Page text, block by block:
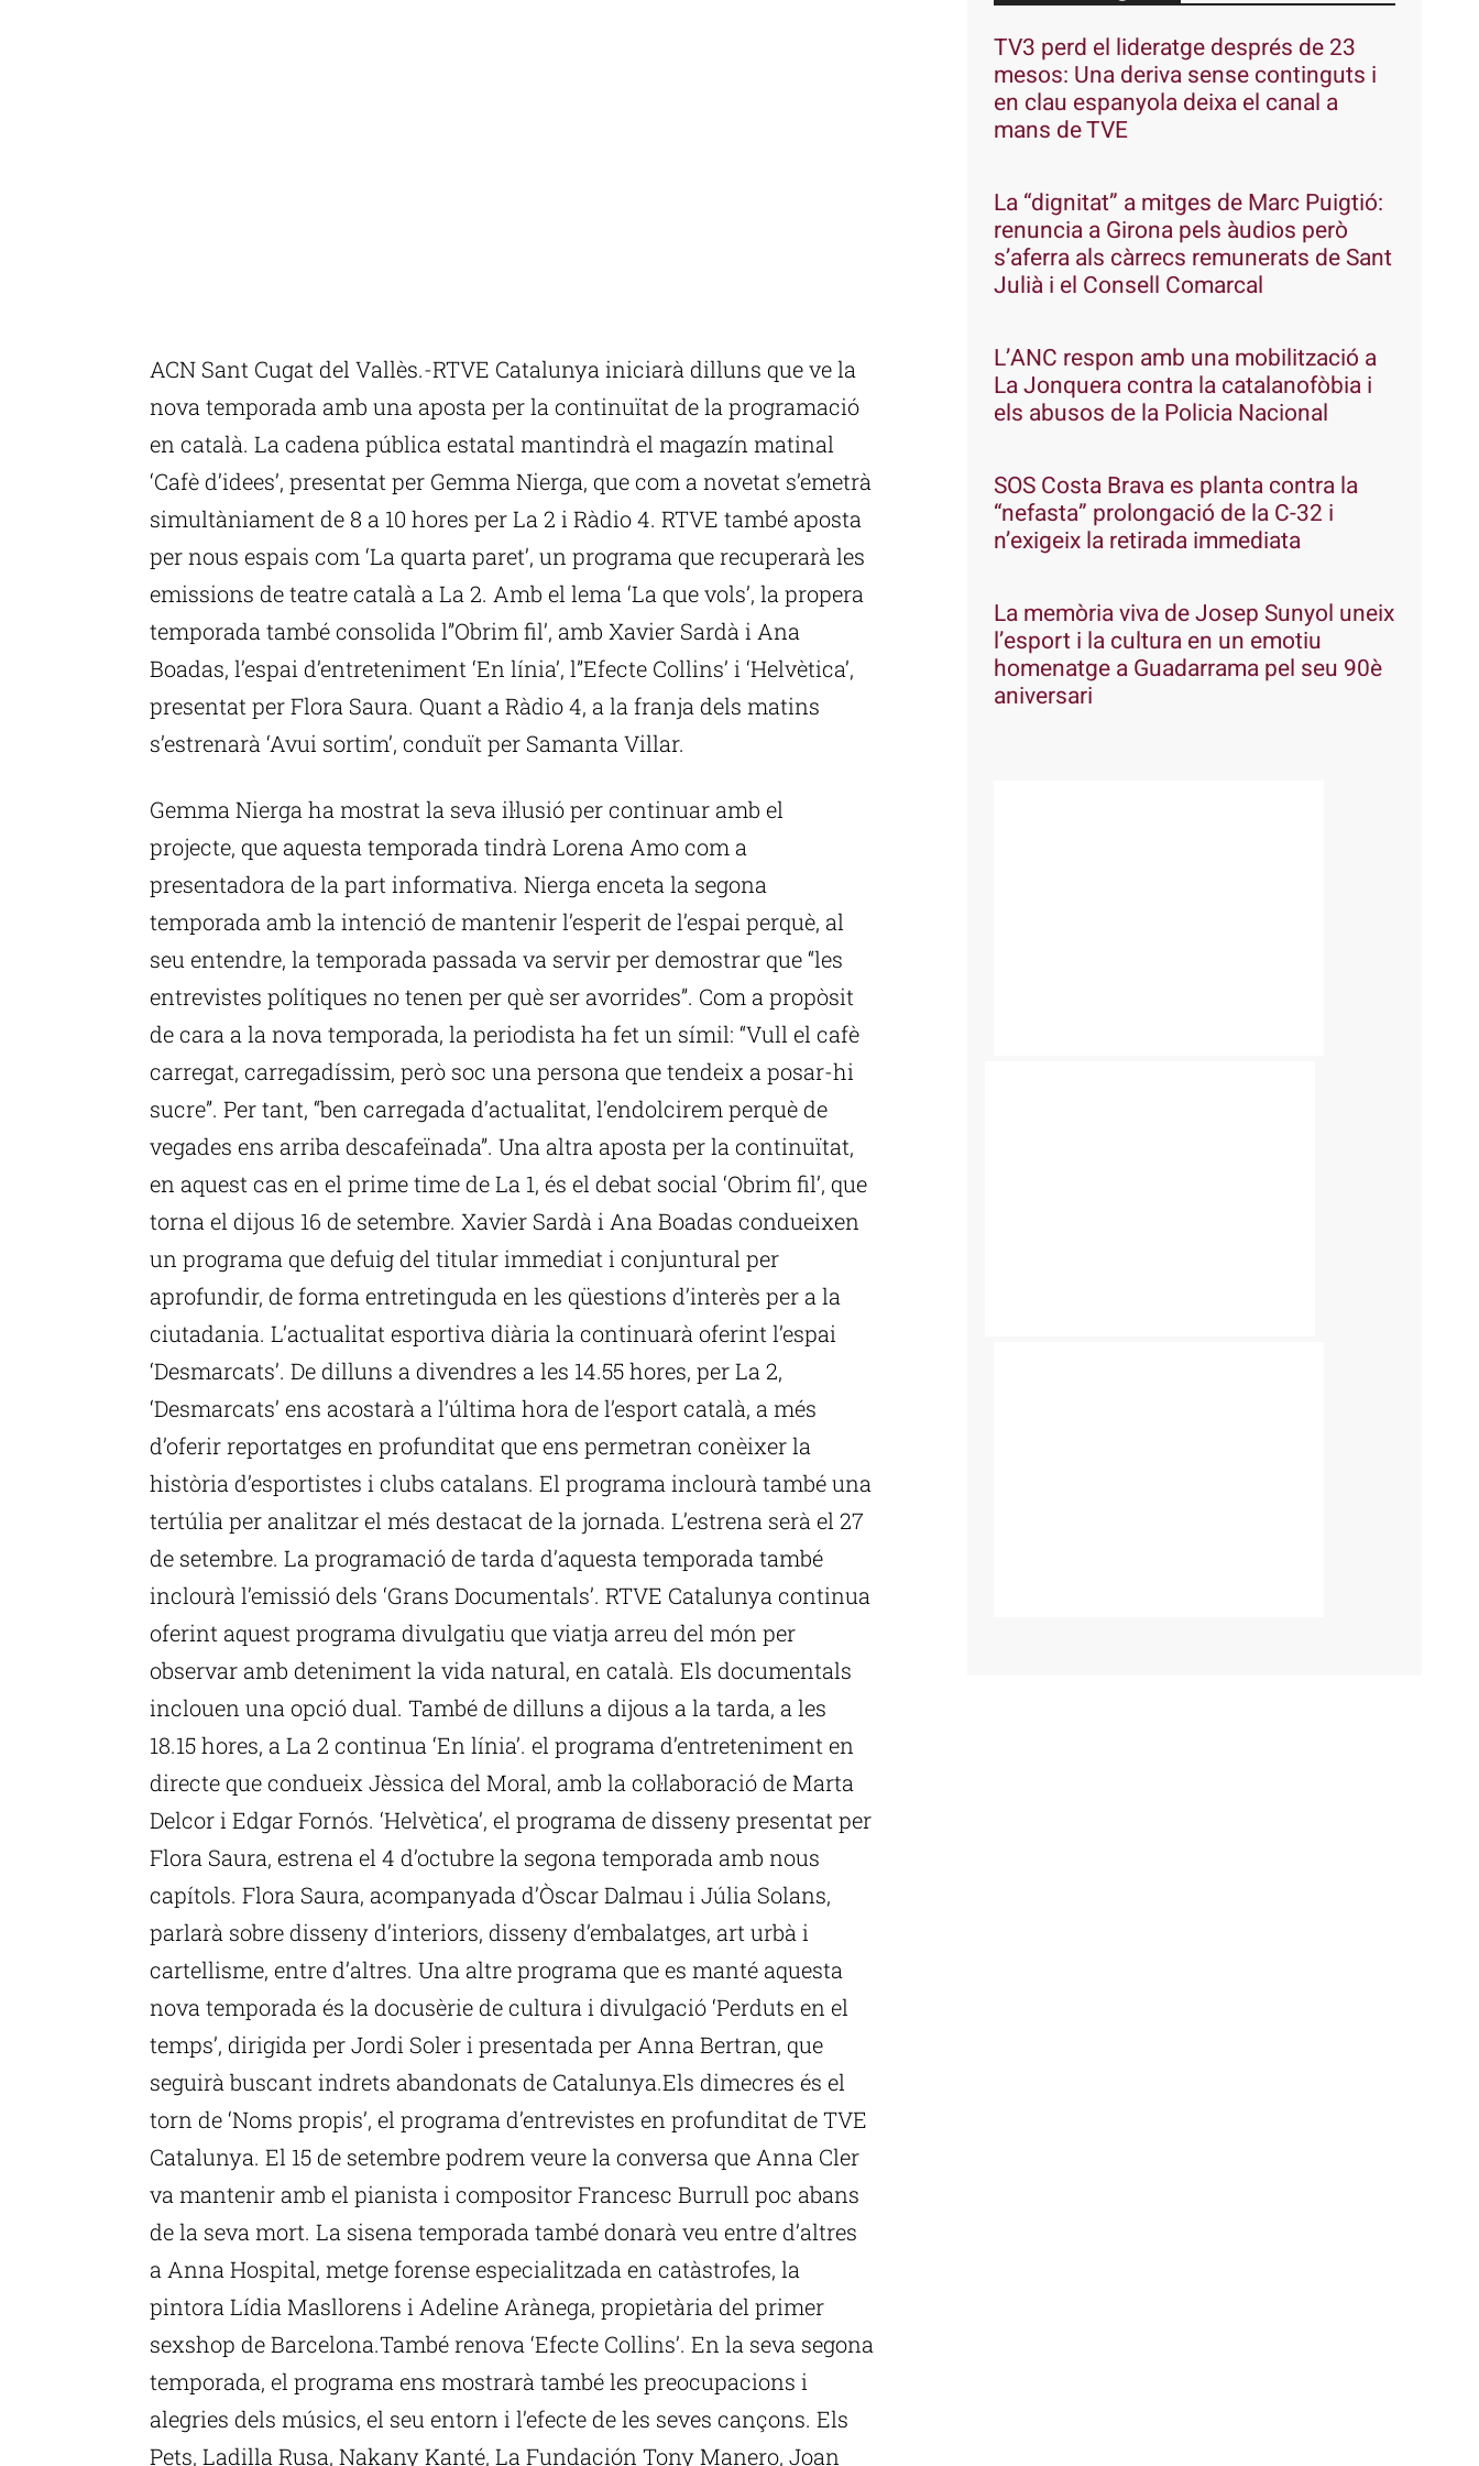
ACN Sant Cugat del Vallès.-RTVE Catalunya iniciarà dilluns que ve la
nova temporada amb una aposta per la continuïtat de la programació
en català. La cadena pública estatal mantindrà el magazín matinal
‘Cafè d’idees’, presentat per Gemma Nierga, que com a novetat s’emetrà
simultàniament de 8 a 10 hores per La 2 i Ràdio 4. RTVE també aposta
per nous espais com ‘La quarta paret’, un programa que recuperarà les
emissions de teatre català a La 2. Amb el lema ‘La que vols’, la propera
temporada també consolida l”Obrim fil’, amb Xavier Sardà i Ana
Boadas, l’espai d’entreteniment ‘En línia’, l”Efecte Collins’ i ‘Helvètica’,
presentat per Flora Saura. Quant a Ràdio 4, a la franja dels matins
s’estrenarà ‘Avui sortim’, conduït per Samanta Villar.
Gemma Nierga ha mostrat la seva il·lusió per continuar amb el
projecte, que aquesta temporada tindrà Lorena Amo com a
presentadora de la part informativa. Nierga enceta la segona
temporada amb la intenció de mantenir l’esperit de l’espai perquè, al
seu entendre, la temporada passada va servir per demostrar que “les
entrevistes polítiques no tenen per què ser avorrides”. Com a propòsit
de cara a la nova temporada, la periodista ha fet un símil: “Vull el cafè
carregat, carregadíssim, però soc una persona que tendeix a posar-hi
sucre”. Per tant, “ben carregada d’actualitat, l’endolcirem perquè de
vegades ens arriba descafeïnada”. Una altra aposta per la continuïtat,
en aquest cas en el prime time de La 1, és el debat social ‘Obrim fil’, que
torna el dijous 16 de setembre. Xavier Sardà i Ana Boadas condueixen
un programa que defuig del titular immediat i conjuntural per
aprofundir, de forma entretinguda en les qüestions d’interès per a la
ciutadania. L’actualitat esportiva diària la continuarà oferint l’espai
‘Desmarcats’. De dilluns a divendres a les 14.55 hores, per La 2,
‘Desmarcats’ ens acostarà a l’última hora de l’esport català, a més
d’oferir reportatges en profunditat que ens permetran conèixer la
història d’esportistes i clubs catalans. El programa inclourà també una
tertúlia per analitzar el més destacat de la jornada. L’estrena serà el 27
de setembre. La programació de tarda d’aquesta temporada també
inclourà l’emissió dels ‘Grans Documentals’. RTVE Catalunya continua
oferint aquest programa divulgatiu que viatja arreu del món per
observar amb deteniment la vida natural, en català. Els documentals
inclouen una opció dual. També de dilluns a dijous a la tarda, a les
18.15 hores, a La 2 continua ‘En línia’. el programa d’entreteniment en
directe que condueix Jèssica del Moral, amb la col·laboració de Marta
Delcor i Edgar Fornós. ‘Helvètica’, el programa de disseny presentat per
Flora Saura, estrena el 4 d’octubre la segona temporada amb nous
capítols. Flora Saura, acompanyada d’Òscar Dalmau i Júlia Solans,
parlarà sobre disseny d’interiors, disseny d’embalatges, art urbà i
cartellisme, entre d’altres. Una altre programa que es manté aquesta
nova temporada és la docusèrie de cultura i divulgació ‘Perduts en el
temps’, dirigida per Jordi Soler i presentada per Anna Bertran, que
seguirà buscant indrets abandonats de Catalunya.Els dimecres és el
torn de ‘Noms propis’, el programa d’entrevistes en profunditat de TVE
Catalunya. El 15 de setembre podrem veure la conversa que Anna Cler
va mantenir amb el pianista i compositor Francesc Burrull poc abans
de la seva mort. La sisena temporada també donarà veu entre d’altres
a Anna Hospital, metge forense especialitzada en catàstrofes, la
pintora Lídia Masllorens i Adeline Arànega, propietària del primer
sexshop de Barcelona.També renova ‘Efecte Collins’. En la seva segona
temporada, el programa ens mostrarà també les preocupacions i
alegries dels músics, el seu entorn i l’efecte de les seves cançons. Els
Pets, Ladilla Rusa, Nakany Kanté, La Fundación Tony Manero, Joan
TV3 perd el lideratge després de 23
mesos: Una deriva sense continguts i
en clau espanyola deixa el canal a
mans de TVE
La “dignitat” a mitges de Marc Puigtió:
renuncia a Girona pels àudios però
s’aferra als càrrecs remunerats de Sant
Julià i el Consell Comarcal
L’ANC respon amb una mobilització a
La Jonquera contra la catalanofòbia i
els abusos de la Policia Nacional
SOS Costa Brava es planta contra la
“nefasta” prolongació de la C-32 i
n’exigeix la retirada immediata
La memòria viva de Josep Sunyol uneix
l’esport i la cultura en un emotiu
homenatge a Guadarrama pel seu 90è
aniversari